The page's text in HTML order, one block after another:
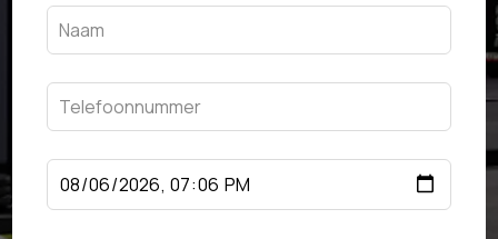
Leave
this
field
blank